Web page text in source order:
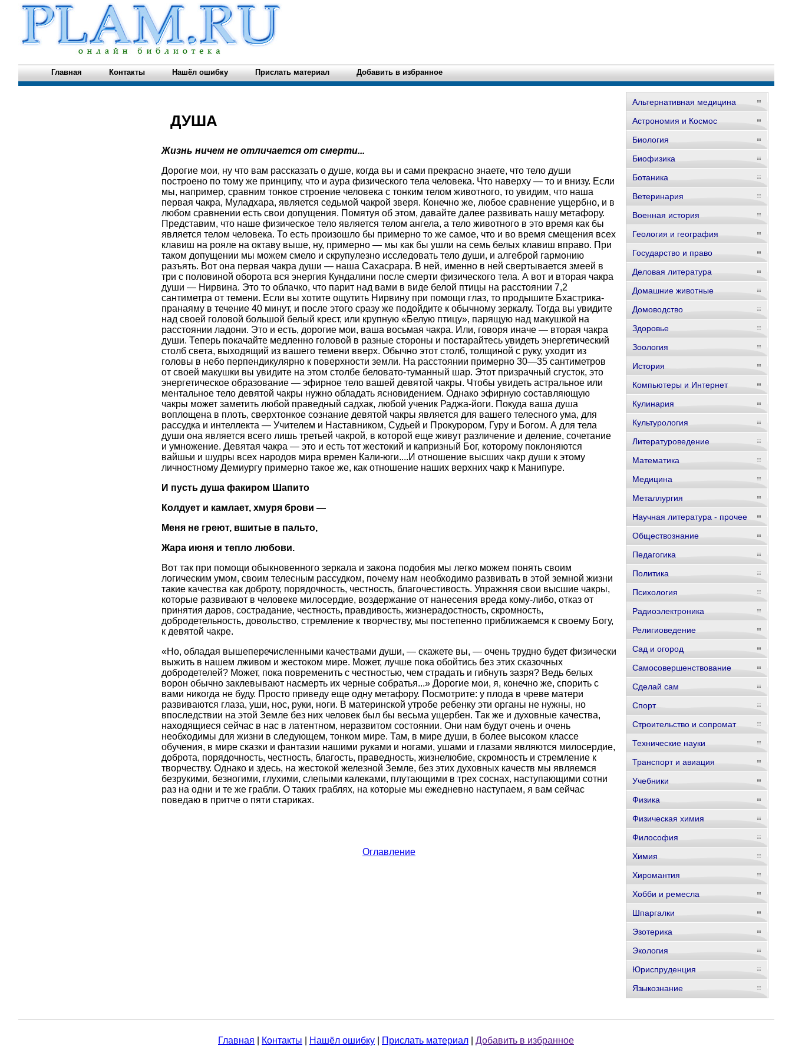
Главная Контакты Нашёл ошибку Прислать материал Добавить в избранное
ДУША
Жизнь ничем не отличается от смерти...
Дорогие мои, ну что вам рассказать о душе, когда вы и сами прекрасно знаете, что тело души
построено по тому же принципу, что и аура физического тела человека. Что наверху — то и внизу. Если
мы, например, сравним тонкое строение человека с тонким телом животного, то увидим, что наша
первая чакра, Муладхара, является седьмой чакрой зверя. Конечно же, любое сравнение ущербно, и в
любом сравнении есть свои допущения. Помятуя об этом, давайте далее развивать нашу метафору.
Представим, что наше физическое тело является телом ангела, а тело животного в это время как бы
является телом человека. То есть произошло бы примерно то же самое, что и во время смещения всех
клавиш на рояле на октаву выше, ну, примерно — мы как бы ушли на семь белых клавиш вправо. При
таком допущении мы можем смело и скрупулезно исследовать тело души, и алгеброй гармонию
разъять. Вот она первая чакра души — наша Сахасрара. В ней, именно в ней свертывается змеей в
три с половиной оборота вся энергия Кундалини после смерти физического тела. А вот и вторая чакра
души — Нирвина. Это то облачко, что парит над вами в виде белой птицы на расстоянии 7,2
сантиметра от темени. Если вы хотите ощутить Нирвину при помощи глаз, то продышите Бхастрика-
пранаяму в течение 40 минут, и после этого сразу же подойдите к обычному зеркалу. Тогда вы увидите
над своей головой большой белый крест, или крупную «Белую птицу», парящую над макушкой на
расстоянии ладони. Это и есть, дорогие мои, ваша восьмая чакра. Или, говоря иначе — вторая чакра
души. Теперь покачайте медленно головой в разные стороны и постарайтесь увидеть энергетический
столб света, выходящий из вашего темени вверх. Обычно этот столб, толщиной с руку, уходит из
головы в небо перпендикулярно к поверхности земли. На расстоянии примерно 30—35 сантиметров
от своей макушки вы увидите на этом столбе беловато-туманный шар. Этот призрачный сгусток, это
энергетическое образование — эфирное тело вашей девятой чакры. Чтобы увидеть астральное или
ментальное тело девятой чакры нужно обладать ясновидением. Однако эфирную составляющую
чакры может заметить любой праведный садхак, любой ученик Раджа-йоги. Покуда ваша душа
воплощена в плоть, сверхтонкое сознание девятой чакры является для вашего телесного ума, для
рассудка и интеллекта — Учителем и Наставником, Судьей и Прокурором, Гуру и Богом. А для тела
души она является всего лишь третьей чакрой, в которой еще живут различение и деление, сочетание
и умножение. Девятая чакра — это и есть тот жестокий и капризный Бог, которому поклоняются
вайшьи и шудры всех народов мира времен Кали-юги....И отношение высших чакр души к этому
личностному Демиургу примерно такое же, как отношение наших верхних чакр к Манипуре.
И пусть душа факиром Шапито
Колдует и камлает, хмуря брови —
Меня не греют, вшитые в пальто,
Жара июня и тепло любови.
Вот так при помощи обыкновенного зеркала и закона подобия мы легко можем понять своим
логическим умом, своим телесным рассудком, почему нам необходимо развивать в этой земной жизни
такие качества как доброту, порядочность, честность, благочестивость. Упражняя свои высшие чакры,
которые развивают в человеке милосердие, воздержание от нанесения вреда кому-либо, отказ от
принятия даров, сострадание, честность, правдивость, жизнерадостность, скромность,
добродетельность, довольство, стремление к творчеству, мы постепенно приближаемся к своему Богу,
к девятой чакре.
«Но, обладая вышеперечисленными качествами души, — скажете вы, — очень трудно будет физически
выжить в нашем лживом и жестоком мире. Может, лучше пока обойтись без этих сказочных
добродетелей? Может, пока повременить с честностью, чем страдать и гибнуть зазря? Ведь белых
ворон обычно заклевывают насмерть их черные собратья...» Дорогие мои, я, конечно же, спорить с
вами никогда не буду. Просто приведу еще одну метафору. Посмотрите: у плода в чреве матери
развиваются глаза, уши, нос, руки, ноги. В материнской утробе ребенку эти органы не нужны, но
впоследствии на этой Земле без них человек был бы весьма ущербен. Так же и духовные качества,
находящиеся сейчас в нас в латентном, неразвитом состоянии. Они нам будут очень и очень
необходимы для жизни в следующем, тонком мире. Там, в мире души, в более высоком классе
обучения, в мире сказки и фантазии нашими руками и ногами, ушами и глазами являются милосердие,
доброта, порядочность, честность, благость, праведность, жизнелюбие, скромность и стремление к
творчеству. Однако и здесь, на жестокой железной Земле, без этих духовных качеств мы являемся
безрукими, безногими, глухими, слепыми калеками, плутающими в трех соснах, наступающими сотни
раз на одни и те же грабли. О таких граблях, на которые мы ежедневно наступаем, я вам сейчас
поведаю в притче о пяти стариках.
Оглавление
Альтернативная медицина
Астрономия и Космос
Биология
Биофизика
Ботаника
Ветеринария
Военная история
Геология и география
Государство и право
Деловая литература
Домашние животные
Домоводство
Здоровье
Зоология
История
Компьютеры и Интернет
Кулинария
Культурология
Литературоведение
Математика
Медицина
Металлургия
Научная литература - прочее
Обществознание
Педагогика
Политика
Психология
Радиоэлектроника
Религиоведение
Сад и огород
Самосовершенствование
Сделай сам
Спорт
Строительство и сопромат
Технические науки
Транспорт и авиация
Учебники
Физика
Физическая химия
Философия
Химия
Хиромантия
Хобби и ремесла
Шпаргалки
Эзотерика
Экология
Юриспруденция
Языкознание
Главная Контакты Нашёл ошибку Прислать материал Добавить в избранное